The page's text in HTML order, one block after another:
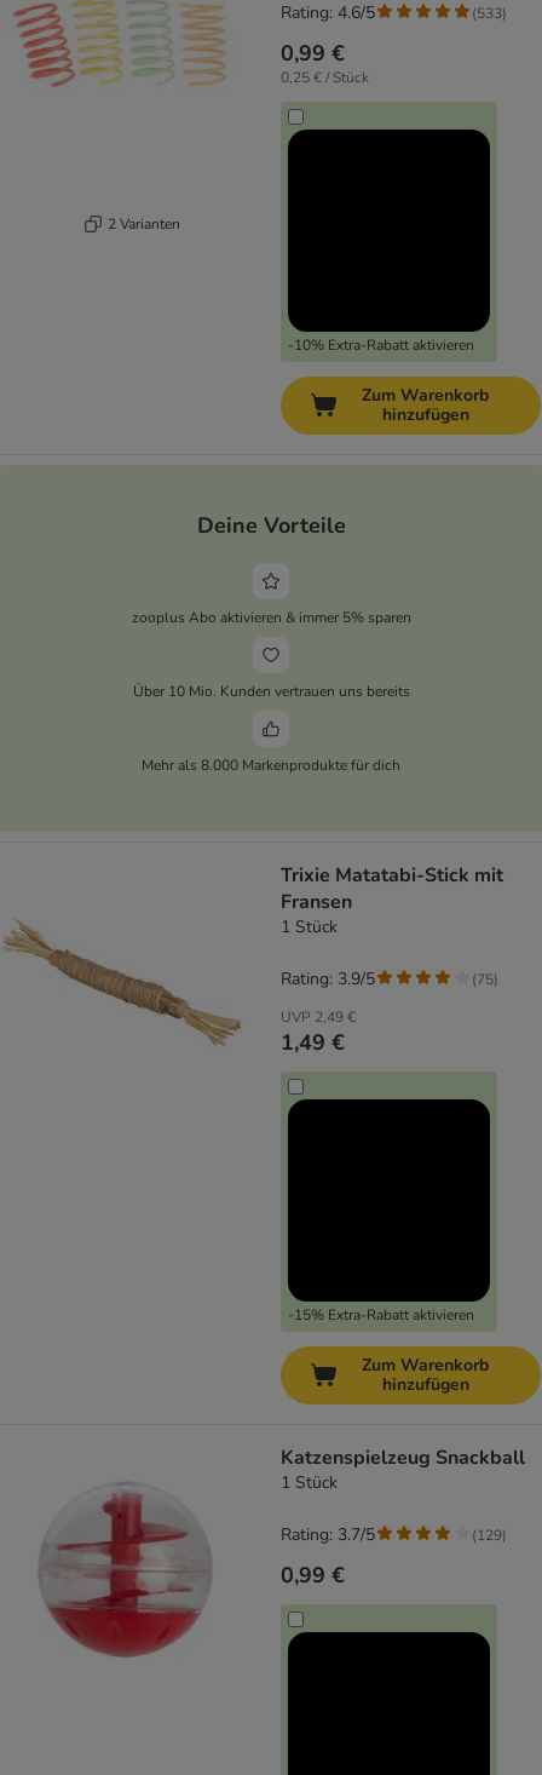
2 Varianten
0,99 €
0,25 € / Stück
-10% Extra-Rabatt aktivieren
Rating: 4.6/5 (533)
Zum Warenkorb
hinzufügen
Deine Vorteile
zooplus Abo aktivieren & immer 5% sparen
Über 10 Mio. Kunden vertrauen uns bereits
Mehr als 8.000 Markenprodukte für dich
Trixie Matatabi-Stick mit
Fransen
1 Stück
UVP 2,49 €
1,49 €
-15% Extra-Rabatt aktivieren
Rating: 3.9/5 (75)
Zum Warenkorb
hinzufügen
Katzenspielzeug Snackball
1 Stück
0,99 €
Rating: 3.7/5 (129)